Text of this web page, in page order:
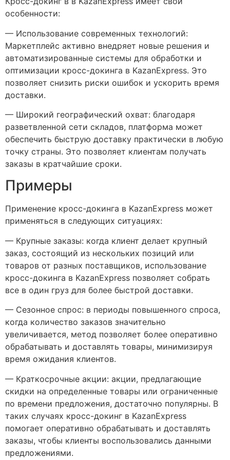
особенности:
— Использование современных технологий:
Маркетплейс активно внедряет новые решения и
автоматизированные системы для обработки и
оптимизации кросс-докинга в KazanExpress. Это
позволяет снизить риски ошибок и ускорить время
доставки.
— Широкий географический охват: благодаря
разветвленной сети складов, платформа может
обеспечить быструю доставку практически в любую
точку страны. Это позволяет клиентам получать
заказы в кратчайшие сроки.
Примеры
Применение кросс-докинга в KazanExpress может
применяться в следующих ситуациях:
— Крупные заказы: когда клиент делает крупный
заказ, состоящий из нескольких позиций или
товаров от разных поставщиков, использование
кросс-докинга в KazanExpress позволяет собрать
все в один груз для более быстрой доставки.
— Сезонное спрос: в периоды повышенного спроса,
когда количество заказов значительно
увеличивается, метод позволяет более оперативно
обрабатывать и доставлять товары, минимизируя
время ожидания клиентов.
— Краткосрочные акции: акции, предлагающие
скидки на определенные товары или ограниченные
по времени предложения, достаточно популярны. В
таких случаях кросс-докинг в KazanExpress
помогает оперативно обрабатывать и доставлять
заказы, чтобы клиенты воспользовались данными
предложениями.